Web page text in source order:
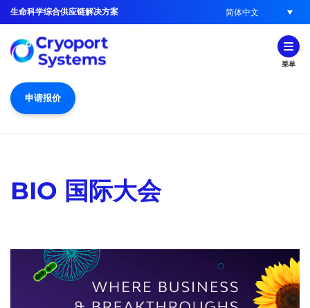
生命科学综合供应链解决方案 简体中文
菜单
申请报价
BIO 国际大会